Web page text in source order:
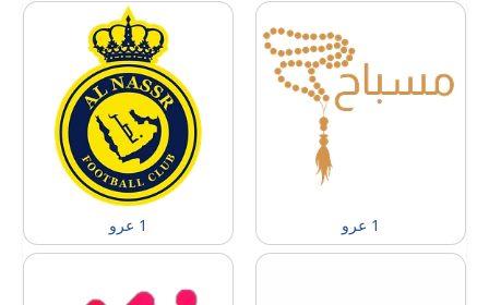
1 عرو 1 عرو